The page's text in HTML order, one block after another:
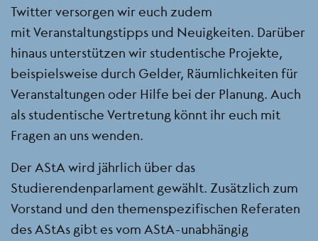
Twitter versorgen wir euch zudem
mit Veranstaltungstipps und Neuigkeiten. Darüber
hinaus unterstützen wir studentische Projekte,
beispielsweise durch Gelder, Räumlichkeiten für
Veranstaltungen oder Hilfe bei der Planung. Auch
als studentische Vertretung könnt ihr euch mit
Fragen an uns wenden.
Der AStA wird jährlich über das
Studierendenparlament gewählt. Zusätzlich zum
Vorstand und den themenspezifischen Referaten
des AStAs gibt es vom AStA-unabhängig